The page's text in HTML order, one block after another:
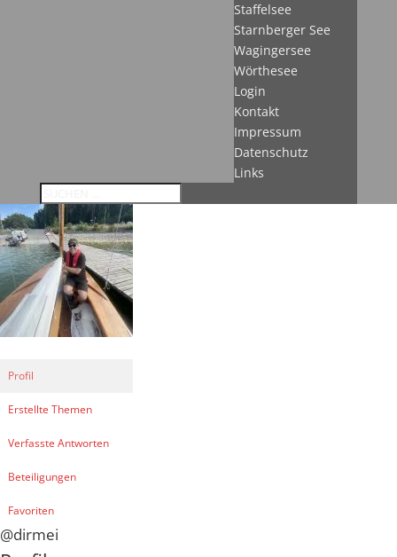
Staffelsee
Starnberger See
Wagingersee
Wörthesee
Login
Kontakt
Impressum
Datenschutz
Links
Profil
Erstellte Themen
Verfasste Antworten
Beteiligungen
Favoriten
@dirmei